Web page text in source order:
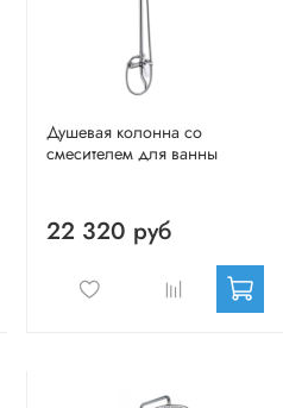
Душевая колонна со
смесителем для ванны
22 320 руб